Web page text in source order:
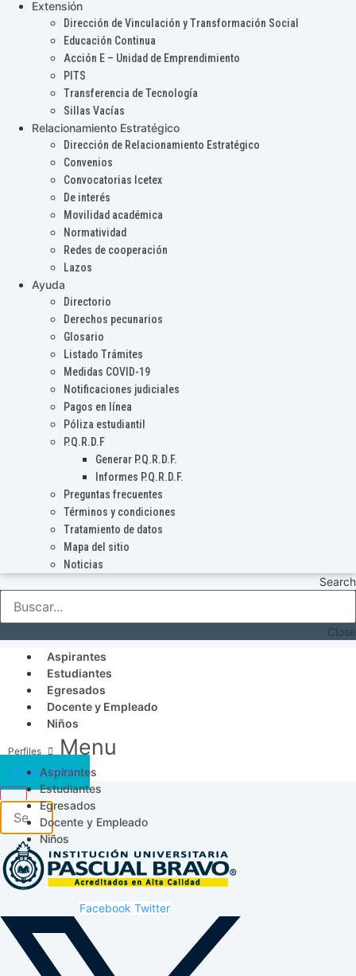
Extensión
Dirección de Vinculación y Transformación Social
Educación Continua
Acción E – Unidad de Emprendimiento
PITS
Transferencia de Tecnología
Sillas Vacías
Relacionamiento Estratégico
Dirección de Relacionamiento Estratégico
Convenios
Convocatorias Icetex
De interés
Movilidad académica
Normatividad
Redes de cooperación
Lazos
Ayuda
Directorio
Derechos pecunarios
Glosario
Listado Trámites
Medidas COVID-19
Notificaciones judiciales
Pagos en línea
Póliza estudiantil
P.Q.R.D.F
Generar P.Q.R.D.F.
Informes P.Q.R.D.F.
Preguntas frecuentes
Términos y condiciones
Tratamiento de datos
Mapa del sitio
Noticias
Search
Close
Aspirantes
Estudiantes
Egresados
Docente y Empleado
Niños
Menu
Aspirantes
Estudiantes
Egresados
Docente y Empleado
Niños
Acceso SICAU
Facebook Twitter